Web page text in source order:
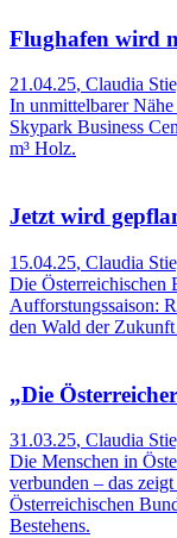
Flughafen wird
21.04.25, Claudia
In unmittelbarer
Skypark Business
m³ Holz.
Jetzt wird
15.04.25, Claudia
Die Österreichischen
Aufforstungssaison:
den Wald der
„Die
31.03.25, Claudia
Die Menschen in
verbunden – das
Österreichischen
Bestehens.